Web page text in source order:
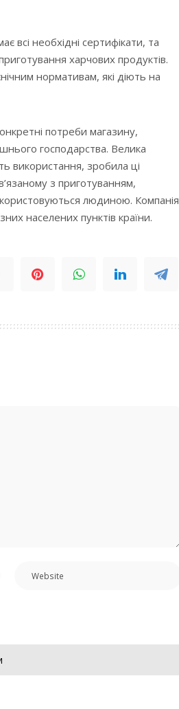
всі необхідні сертифікати, та
харчових продуктів.
нормативам, які діють на
потреби магазину,
господарства. Велика
використання, зробила ці
з приготуванням,
людиною. Компанія
населених пунктів країни.